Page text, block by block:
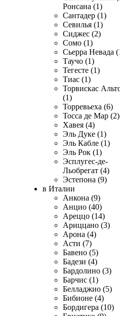
Ронсана (1)
Сантадер (1)
Севилья (1)
Сиджес (2)
Сомо (1)
Сьерра Невада
Таучо (1)
Тегесте (1)
Тиас (1)
Торвискас
(1)
Торревьеха (6)
Тосса де Мар (2)
Хавея (4)
Эль Дуке (1)
Эль Кабле (1)
Эль Рок (1)
Эсплугес-де-
Льобрегат (4)
Эстепона (9)
в Италии
Анкона (9)
Анцио (40)
Ареццо (14)
Ариццано (3)
Арона (4)
Асти (7)
Бавено (5)
Бадези (4)
Бардолино (3)
Барчис (1)
Белладжио (5)
Бибионе (4)
Бордигера (10)